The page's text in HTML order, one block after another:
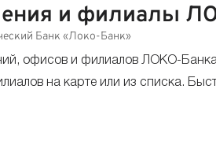
Лучшие займы С
Кредитные карты
Беспроцентные
и филиалы
Банк «Локо-Банк»
офисов и филиалов ЛОКО-
на карте или из списка.